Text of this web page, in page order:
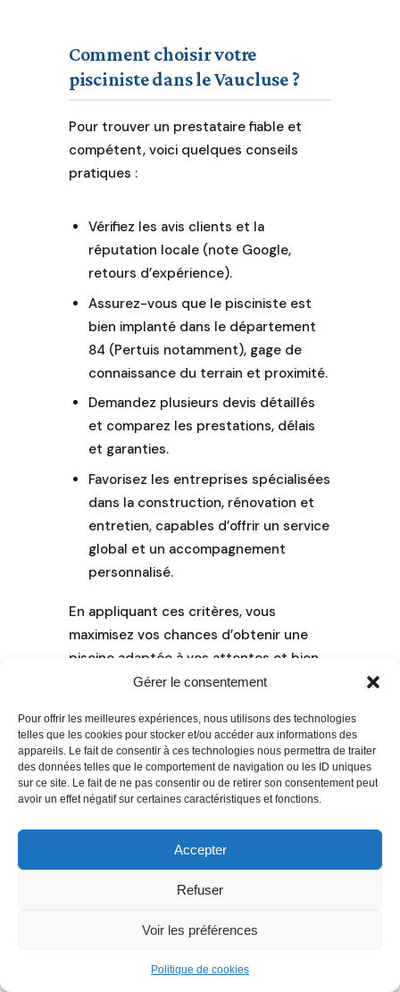
Gérer le consentement
Pour offrir les meilleures expériences, nous utilisons des technologies
telles que les cookies pour stocker et/ou accéder aux informations des
appareils. Le fait de consentir à ces technologies nous permettra de traiter
des données telles que le comportement de navigation ou les ID uniques
sur ce site. Le fait de ne pas consentir ou de retirer son consentement peut
avoir un effet négatif sur certaines caractéristiques et fonctions.
Accepter
Refuser
Voir les préférences
Politique de cookies
Comment choisir votre
pisciniste dans le Vaucluse ?
Pour trouver un prestataire fiable et
compétent, voici quelques conseils
pratiques :
Vérifiez les avis clients et la
réputation locale (note Google,
retours d’expérience).
Assurez-vous que le pisciniste est
bien implanté dans le département
84 (Pertuis notamment), gage de
connaissance du terrain et proximité.
Demandez plusieurs devis détaillés
et comparez les prestations, délais
et garanties.
Favorisez les entreprises spécialisées
dans la construction, rénovation et
entretien, capables d’offrir un service
global et un accompagnement
personnalisé.
En appliquant ces critères, vous
maximisez vos chances d’obtenir une
piscine adaptée à vos attentes et bien
entretenue durablement.
FAQ sur les piscinistes dans le
Vaucluse
construire une piscine dans le Vaucluse
?
Selon la taille et la complexité, comptez
conception jusqu’à la mise en eau.